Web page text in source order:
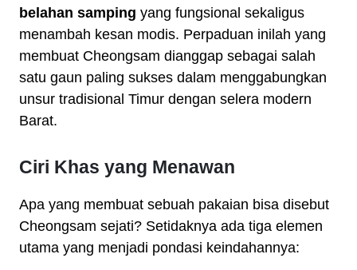
belahan samping yang fungsional sekaligus
menambah kesan modis. Perpaduan inilah yang
membuat Cheongsam dianggap sebagai salah
satu gaun paling sukses dalam menggabungkan
unsur tradisional Timur dengan selera modern
Barat.
Ciri Khas yang Menawan
Apa yang membuat sebuah pakaian bisa disebut
Cheongsam sejati? Setidaknya ada tiga elemen
utama yang menjadi pondasi keindahannya: